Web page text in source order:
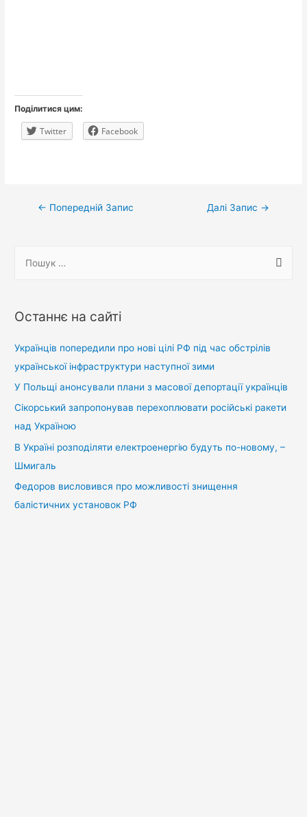
Поділитися цим:
Twitter Facebook
Навігація
← Попередній Запис Далі Запис →
у
:
Останнє на сайті
Українців попередили про нові цілі РФ під час обстрілів
української інфраструктури наступної зими
У Польщі анонсували плани з масової депортації українців
Сікорський запропонував перехоплювати російські ракети
над Україною
В Україні розподіляти електроенергію будуть по-новому, –
Шмигаль
Федоров висловився про можливості знищення
балістичних установок РФ